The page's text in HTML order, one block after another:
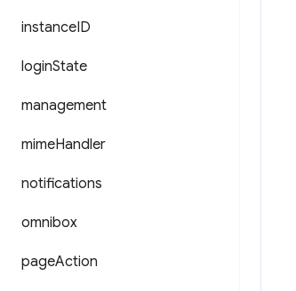
instanceID
loginState
management
mimeHandler
notifications
omnibox
pageAction